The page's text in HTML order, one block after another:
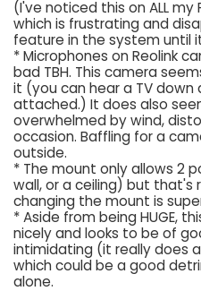
(I've noticed this on ALL my
which is frustrating and
feature in the system until
* Microphones on Reolink
bad TBH. This camera
it (you can hear a TV down
attached.) It does also
overwhelmed by wind,
occasion. Baffling for a
outside.
* The mount only allows 2
wall, or a ceiling) but that's
changing the mount is
* Aside from being HUGE,
nicely and looks to be of
intimidating (it really does
which could be a good
alone.